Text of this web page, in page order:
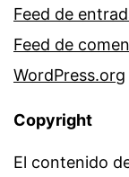
Feed de
Feed de
WordPress.org
Copyright
El contenido